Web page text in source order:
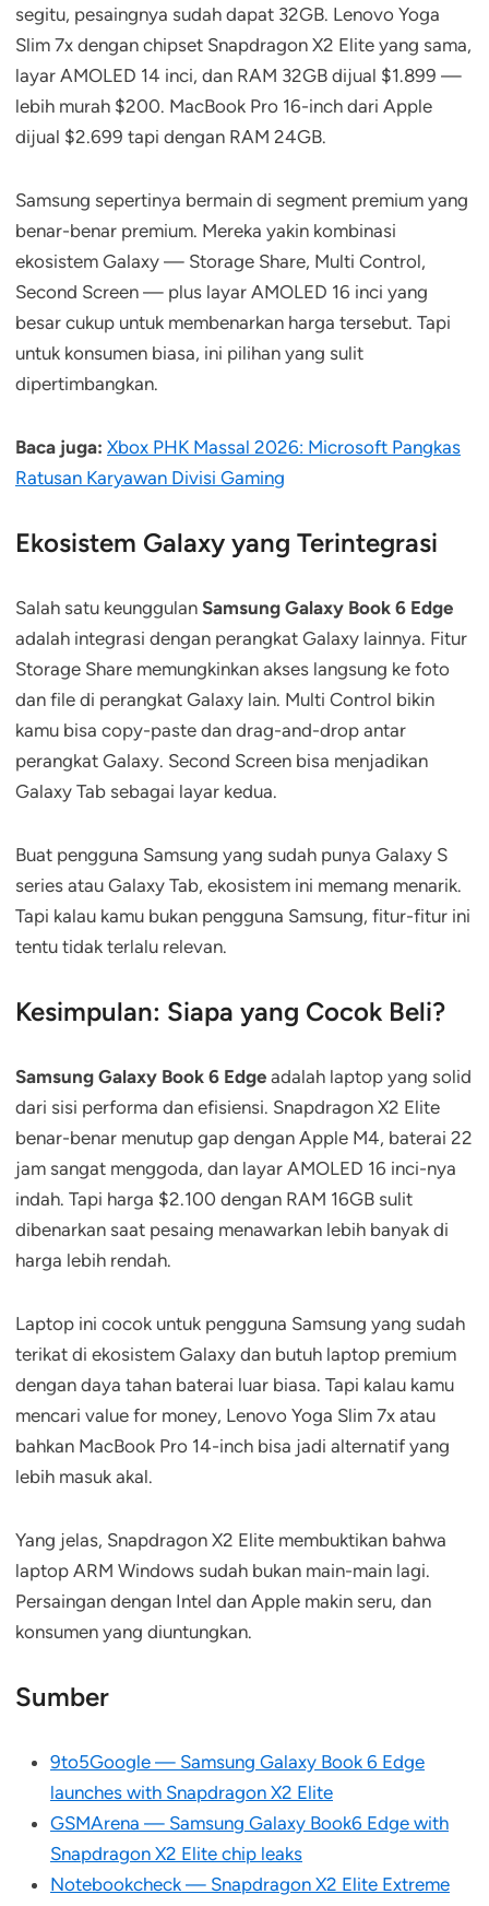
segitu, pesaingnya sudah dapat 32GB. Lenovo Yoga
Slim 7x dengan chipset Snapdragon X2 Elite yang sama,
layar AMOLED 14 inci, dan RAM 32GB dijual $1.899 —
lebih murah $200. MacBook Pro 16-inch dari Apple
dijual $2.699 tapi dengan RAM 24GB.
Samsung sepertinya bermain di segment premium yang
benar-benar premium. Mereka yakin kombinasi
ekosistem Galaxy — Storage Share, Multi Control,
Second Screen — plus layar AMOLED 16 inci yang
besar cukup untuk membenarkan harga tersebut. Tapi
untuk konsumen biasa, ini pilihan yang sulit
dipertimbangkan.
Baca juga: Xbox PHK Massal 2026: Microsoft Pangkas
Ratusan Karyawan Divisi Gaming
Ekosistem Galaxy yang Terintegrasi
Salah satu keunggulan Samsung Galaxy Book 6 Edge
adalah integrasi dengan perangkat Galaxy lainnya. Fitur
Storage Share memungkinkan akses langsung ke foto
dan file di perangkat Galaxy lain. Multi Control bikin
kamu bisa copy-paste dan drag-and-drop antar
perangkat Galaxy. Second Screen bisa menjadikan
Galaxy Tab sebagai layar kedua.
Buat pengguna Samsung yang sudah punya Galaxy S
series atau Galaxy Tab, ekosistem ini memang menarik.
Tapi kalau kamu bukan pengguna Samsung, fitur-fitur ini
tentu tidak terlalu relevan.
Kesimpulan: Siapa yang Cocok Beli?
Samsung Galaxy Book 6 Edge adalah laptop yang solid
dari sisi performa dan efisiensi. Snapdragon X2 Elite
benar-benar menutup gap dengan Apple M4, baterai 22
jam sangat menggoda, dan layar AMOLED 16 inci-nya
indah. Tapi harga $2.100 dengan RAM 16GB sulit
dibenarkan saat pesaing menawarkan lebih banyak di
harga lebih rendah.
Laptop ini cocok untuk pengguna Samsung yang sudah
terikat di ekosistem Galaxy dan butuh laptop premium
dengan daya tahan baterai luar biasa. Tapi kalau kamu
mencari value for money, Lenovo Yoga Slim 7x atau
bahkan MacBook Pro 14-inch bisa jadi alternatif yang
lebih masuk akal.
Yang jelas, Snapdragon X2 Elite membuktikan bahwa
laptop ARM Windows sudah bukan main-main lagi.
Persaingan dengan Intel dan Apple makin seru, dan
konsumen yang diuntungkan.
Sumber
9to5Google — Samsung Galaxy Book 6 Edge
launches with Snapdragon X2 Elite
GSMArena — Samsung Galaxy Book6 Edge with
Snapdragon X2 Elite chip leaks
Notebookcheck — Snapdragon X2 Elite Extreme